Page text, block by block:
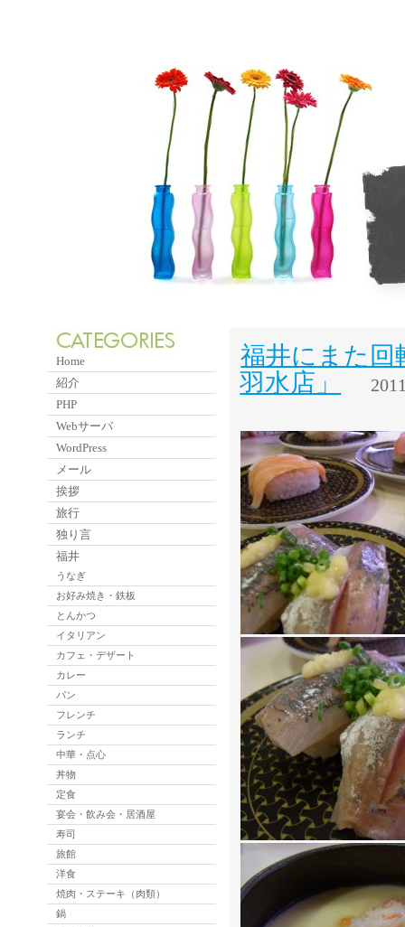
福井にまた回
羽水店」
Home
紹介
PHP
Webサーバ
WordPress
メール
挨拶
旅行
独り言
福井
うなぎ
お好み焼き・鉄板
とんかつ
イタリアン
カフェ・デザート
カレー
パン
フレンチ
ランチ
中華・点心
丼物
定食
宴会・飲み会・居酒屋
寿司
旅館
洋食
焼肉・ステーキ（肉類）
鍋